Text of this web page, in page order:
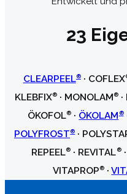
23
CLEARPEEL®· COFLEX
KLEBFIX®· MONOLAM® ·
ÖKOFOL® · ÖKOLAM®
POLYFROST®·
REPEEL® · REVITAL®·
VITAPROP® ·